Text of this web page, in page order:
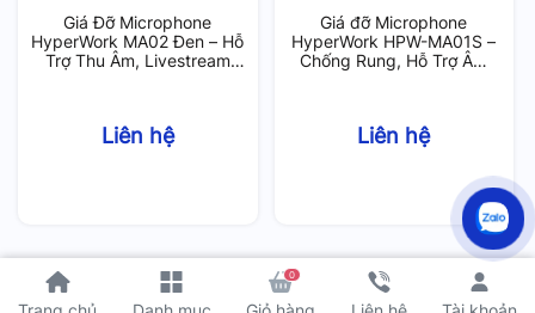
0
Giá Đỡ Microphone
HyperWork MA02 Đen – Hỗ
Trợ Thu Âm, Livestream
Liên hệ
Giá đỡ Microphone
HyperWork HPW-MA01S –
Chống Rung, Hỗ Trợ Âm
Liên hệ